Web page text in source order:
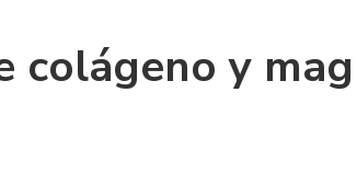
colágeno y